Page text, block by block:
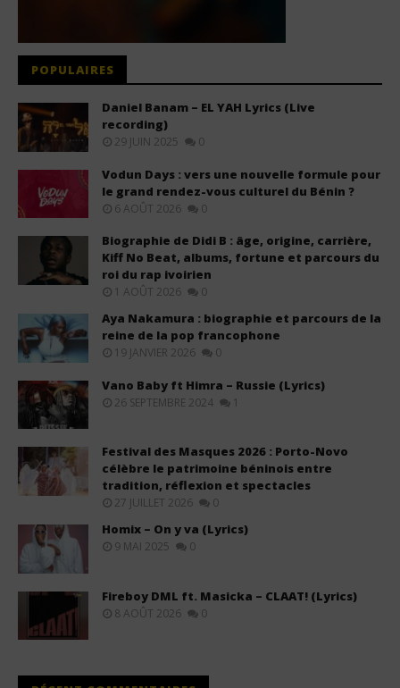
POPULAIRES
Daniel Banam – EL YAH Lyrics (Live
recording)
29 JUIN 2025 0
Vodun Days : vers une nouvelle formule pour
le grand rendez-vous culturel du Bénin ?
6 AOÛT 2026 0
Biographie de Didi B : âge, origine, carrière,
Kiff No Beat, albums, fortune et parcours du
roi du rap ivoirien
1 AOÛT 2026 0
Aya Nakamura : biographie et parcours de la
reine de la pop francophone
19 JANVIER 2026 0
Vano Baby ft Himra – Russie (Lyrics)
26 SEPTEMBRE 2024 1
Festival des Masques 2026 : Porto-Novo
célèbre le patrimoine béninois entre
tradition, réflexion et spectacles
27 JUILLET 2026 0
Homix – On y va (Lyrics)
9 MAI 2025 0
Fireboy DML ft. Masicka – CLAAT! (Lyrics)
8 AOÛT 2026 0